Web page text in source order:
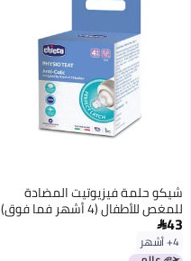
شيكو حلمة فيزيوتيت المضادة
للمغص للأطفال (4 أشهر فما فوق)
| حلمة سيليكون ناعمة الملمس من
43
4+ أشهر